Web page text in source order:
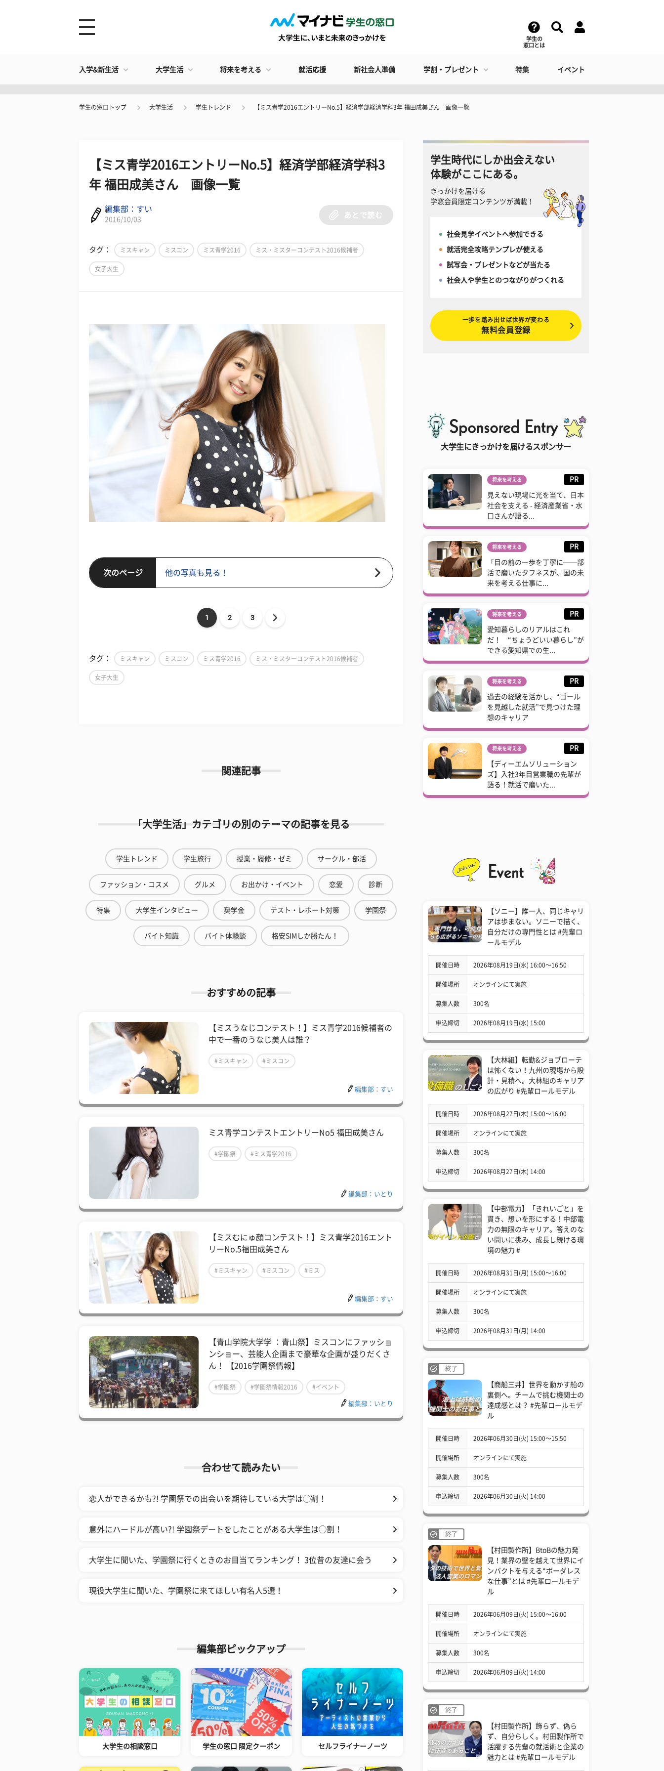
学生の
窓口とは
入学&新生活 大学生活 将来を考える 就活応援 新社会人準備 学割・プレゼント 特集 イベント
学生の窓口トップ 大学生活 学生トレンド 【ミス青学2016エントリーNo.5】経済学部経済学科3年 福田成美さん 画像一覧
【ミス青学2016エントリーNo.5】経済学部経済学科3
年 福田成美さん 画像一覧
編集部：すい
2016/10/03
あとで読む
タグ： ミスキャン ミスコン ミス青学2016 ミス・ミスターコンテスト2016候補者
女子大生
次のページ 他の写真も見る！
1 2 3
タグ： ミスキャン ミスコン ミス青学2016 ミス・ミスターコンテスト2016候補者
女子大生
関連記事
「大学生活」カテゴリの別のテーマの記事を見る
学生トレンド 学生旅行 授業・履修・ゼミ サークル・部活
ファッション・コスメ グルメ お出かけ・イベント 恋愛 診断
特集 大学生インタビュー 奨学金 テスト・レポート対策 学園祭
バイト知識 バイト体験談 格安SIMしか勝たん！
おすすめの記事
【ミスうなじコンテスト！】ミス青学2016候補者の
中で一番のうなじ美人は誰？
#ミスキャン #ミスコン
編集部：すい
ミス青学コンテストエントリーNo5 福田成美さん
#学園祭 #ミス青学2016
編集部：いとり
【ミスむにゅ顔コンテスト！】ミス青学2016エント
リーNo.5福田成美さん
#ミスキャン #ミスコン #ミス
編集部：すい
【青山学院大学学 ：青山祭】ミスコンにファッショ
ンショー、芸能人企画まで豪華な企画が盛りだくさ
ん！ 【2016学園祭情報】
#学園祭 #学園祭情報2016 #イベント
編集部：いとり
合わせて読みたい
恋人ができるかも?! 学園祭での出会いを期待している大学は◯割！
意外にハードルが高い?! 学園祭デートをしたことがある大学生は◯割！
大学生に聞いた、学園祭に行くときのお目当てランキング！ 3位昔の友達に会う
現役大学生に聞いた、学園祭に来てほしい有名人5選！
編集部ピックアップ
大学生の相談窓口 学生の窓口 限定クーポン セルフライナーノーツ
学生時代にしか出会えない
体験がここにある。
きっかけを届ける
学窓会員限定コンテンツが満載！
社会見学イベントへ参加できる
就活完全攻略テンプレが使える
試写会・プレゼントなどが当たる
社会人や学生とのつながりがつくれる
一歩を踏み出せば世界が変わる
無料会員登録
大学生にきっかけを届けるスポンサー
将来を考える PR
見えない現場に光を当て、日本
社会を支える - 経済産業省・水
口さんが語る...
将来を考える PR
「目の前の一歩を丁寧に──部
活で磨いたタフネスが、国の未
来を考える仕事に...
将来を考える PR
愛知暮らしのリアルはこれ
だ！ “ちょうどいい暮らし”が
できる愛知県での生...
将来を考える PR
過去の経験を活かし、“ゴール
を見越した就活”で見つけた理
想のキャリア
将来を考える PR
【ディーエムソリューション
ズ】入社3年目営業職の先輩が
語る！就活で磨いた...
【ソニー】誰一人、同じキャリ
アは歩まない。ソニーで描く、
自分だけの専門性とは #先輩ロ
ールモデル
開催日時 2026年08月19日(水) 16:00〜16:50
開催場所 オンラインにて実施
募集人数 300名
申込締切 2026年08月19日(水) 15:00
【大林組】転勤&ジョブローテ
は怖くない！九州の現場から設
計・見積へ。大林組のキャリア
の広がり #先輩ロールモデル
開催日時 2026年08月27日(木) 15:00〜16:00
開催場所 オンラインにて実施
募集人数 300名
申込締切 2026年08月27日(木) 14:00
【中部電力】「きれいごと」を
貫き、想いを形にする！中部電
力の無限のキャリア。答えのな
い問いに挑み、成長し続ける環
境の魅力 #
開催日時 2026年08月31日(月) 15:00〜16:00
開催場所 オンラインにて実施
募集人数 300名
申込締切 2026年08月31日(月) 14:00
終了
【商船三井】世界を動かす船の
裏側へ。チームで挑む機関士の
達成感とは？ #先輩ロールモデ
ル
開催日時 2026年06月30日(火) 15:00〜15:50
開催場所 オンラインにて実施
募集人数 300名
申込締切 2026年06月30日(火) 14:00
終了
【村田製作所】BtoBの魅力発
見！業界の壁を越えて世界にイ
ンパクトを与える“ボーダレス
な仕事”とは #先輩ロールモデ
ル
開催日時 2026年06月09日(火) 15:00〜16:00
開催場所 オンラインにて実施
募集人数 300名
申込締切 2026年06月09日(火) 14:00
終了
【村田製作所】飾らず、偽ら
ず、自分らしく。村田製作所で
活躍する先輩の就活術と企業の
魅力とは #先輩ロールモデル